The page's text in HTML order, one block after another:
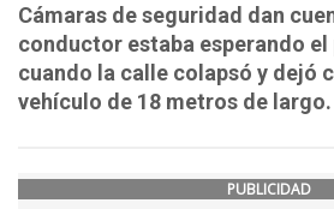
Cámaras de seguridad dan
conductor estaba esperando el
cuando la calle colapsó y dejó
vehículo de 18 metros de largo.
PUBLICIDAD